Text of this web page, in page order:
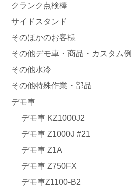
クランク点検棒
サイドスタンド
そのほかのお客様
その他デモ車・商品・カスタム例
その他水冷
その他特殊作業・部品
デモ車
デモ車 KZ1000J2
デモ車 Z1000J #21
デモ車 Z1A
デモ車 Z750FX
デモ車Z1100-B2